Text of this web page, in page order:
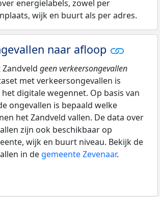
energielabels, zowel per
wijk en buurt als per adres.
naar afloop
geen verkeersongevallen
met verkeersongevallen is
digitale wegennet. Op basis van
ongevallen is bepaald welke
het Zandveld vallen. De data over
zijn ook beschikbaar op
wijk en buurt niveau. Bekijk de
in de gemeente Zevenaar.